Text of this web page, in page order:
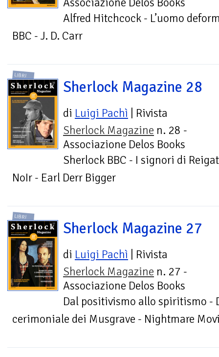
Associazione Delos Books
Alfred Hitchcock - L’uomo
BBC - J. D. Carr
LIBRI
Sherlock Magazine 28
di Luigi Pachì | Rivista
Sherlock Magazine n. 28 -
Associazione Delos Books
Sherlock BBC - I signori di
NoIr - Earl Derr Bigger
LIBRI
Sherlock Magazine 27
di Luigi Pachì | Rivista
Sherlock Magazine n. 27 -
Associazione Delos Books
Dal positivismo allo spiritismo -
cerimoniale dei Musgrave - Nightmare